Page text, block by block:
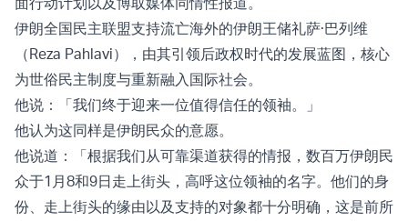
伊朗全国民主联盟支持流亡海外的伊朗王储礼萨·巴列维
（Reza Pahlavi），由其引领后政权时代的发展蓝图，核心
为世俗民主制度与重新融入国际社会。
他说：「我们终于迎来一位值得信任的领袖。」
他认为这同样是伊朗民众的意愿。
他说道：「根据我们从可靠渠道获得的情报，数百万伊朗民
众于1月8和9日走上街头，高呼这位领袖的名字。他们的身
份、走上街头的缘由以及支持的对象都十分明确，这是前所